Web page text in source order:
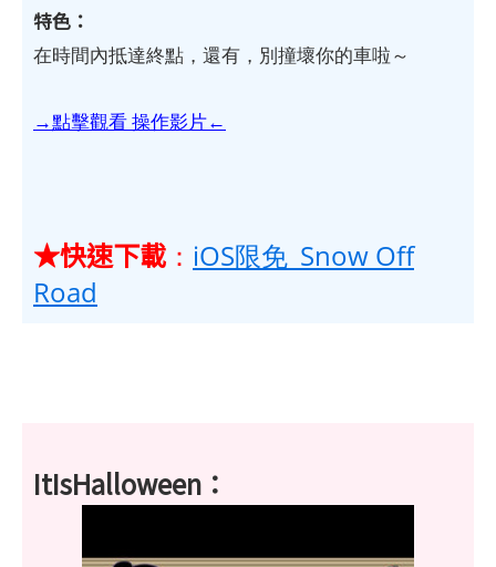
特色：
在時間內抵達終點，還有，別撞壞你的車啦～
→點擊觀看 操作影片←
★快速下載 ： iOS限免_Snow Off
Road
ItIsHalloween：